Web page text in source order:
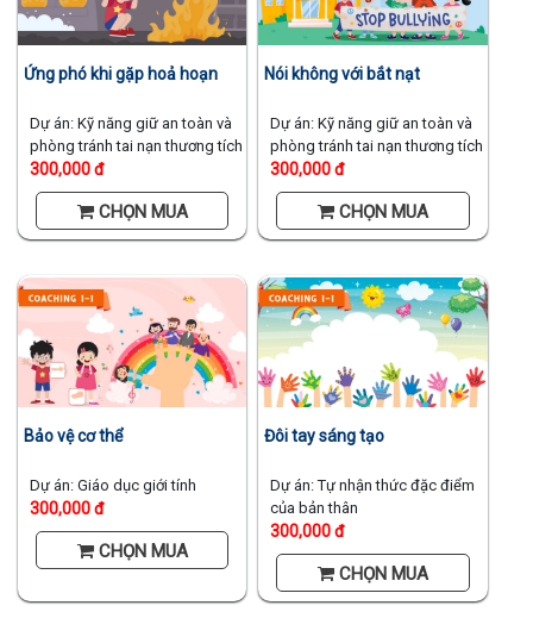
Ứng phó khi gặp hoả hoạn
Dự án: Kỹ năng giữ an toàn và
phòng tránh tai nạn thương tích
300,000 đ
CHỌN MUA
Nói không với bắt nạt
Dự án: Kỹ năng giữ an toàn và
phòng tránh tai nạn thương tích
300,000 đ
CHỌN MUA
Bảo vệ cơ thể
Dự án: Giáo dục giới tính
300,000 đ
CHỌN MUA
Đôi tay sáng tạo
Dự án: Tự nhận thức đặc điểm
của bản thân
300,000 đ
CHỌN MUA